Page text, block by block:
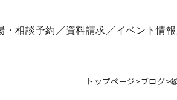
・相談予約 資料請求 イベント情報
トップページ>ブログ>